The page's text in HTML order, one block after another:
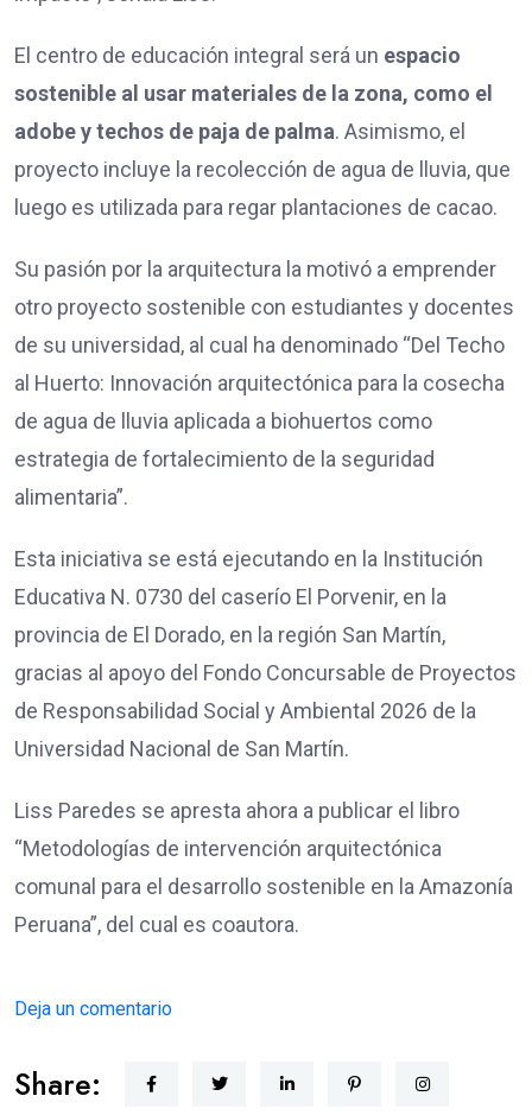
El centro de educación integral será un espacio
sostenible al usar materiales de la zona, como el
adobe y techos de paja de palma. Asimismo, el
proyecto incluye la recolección de agua de lluvia, que
luego es utilizada para regar plantaciones de cacao.
Su pasión por la arquitectura la motivó a emprender
otro proyecto sostenible con estudiantes y docentes
de su universidad, al cual ha denominado “Del Techo
al Huerto: Innovación arquitectónica para la cosecha
de agua de lluvia aplicada a biohuertos como
estrategia de fortalecimiento de la seguridad
alimentaria”.
Esta iniciativa se está ejecutando en la Institución
Educativa N. 0730 del caserío El Porvenir, en la
provincia de El Dorado, en la región San Martín,
gracias al apoyo del Fondo Concursable de Proyectos
de Responsabilidad Social y Ambiental 2026 de la
Universidad Nacional de San Martín.
Liss Paredes se apresta ahora a publicar el libro
“Metodologías de intervención arquitectónica
comunal para el desarrollo sostenible en la Amazonía
Peruana”, del cual es coautora.
Deja un comentario
Share: